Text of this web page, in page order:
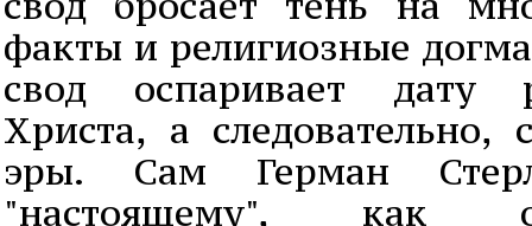
факты и религиозные
свод оспаривает дату
Христа, а следовательно,
эры. Сам Герман
"настоящему", как